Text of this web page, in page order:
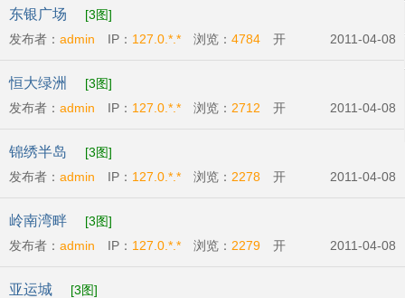
04-14
东银广场
[3图]
发布者： admin IP： 127.0.*.* 浏览： 4784 开
04-23
2011-04-08
恒大绿洲
[3图]
发布者： admin IP： 127.0.*.* 浏览： 2712 开
2011-04-08
锦绣半岛
[3图]
发布者： admin IP： 127.0.*.* 浏览： 2278 开
04-07
2011-04-08
岭南湾畔
[3图]
发布者： admin IP： 127.0.*.* 浏览： 2279 开
2011-04-08
亚运城
[3图]